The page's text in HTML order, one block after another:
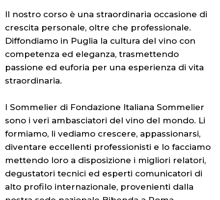
Il nostro corso è una straordinaria occasione di
crescita personale, oltre che professionale.
Diffondiamo in Puglia la cultura del vino con
competenza ed eleganza, trasmettendo
passione ed euforia per una esperienza di vita
straordinaria.
I Sommelier di Fondazione Italiana Sommelier
sono i veri ambasciatori del vino del mondo. Li
formiamo, li vediamo crescere, appassionarsi,
diventare eccellenti professionisti e lo facciamo
mettendo loro a disposizione i migliori relatori,
degustatori tecnici ed esperti comunicatori di
alto profilo internazionale, provenienti dalla